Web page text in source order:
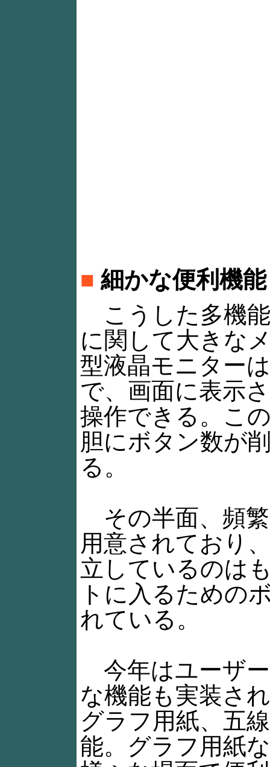
■ 細かな便利機
こうした多機
に関して大きな
型液晶モニター
で、画面に表示
操作できる。こ
胆にボタン数が
る。
その半面、頻
用意されており
立しているのは
トに入るための
れている。
今年はユーザ
な機能も実装さ
グラフ用紙、五
能。グラフ用紙